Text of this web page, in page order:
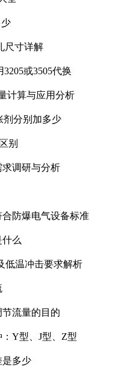
尺寸详解
或3505代换
计算与应用分析
剂分别加多少
别
调研与分析
防爆电气设备标准
么
低温冲击要求解析
流量的目的
Y型、J型、Z型
是多少